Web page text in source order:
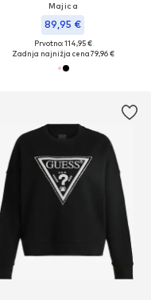
Majica
89,95 €
Prvotno: 114,95 €
Zadnja najnižja cena79,96 €